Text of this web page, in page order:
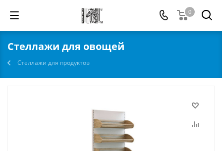
0
Стеллажи для овощей
Стеллажи для продуктов